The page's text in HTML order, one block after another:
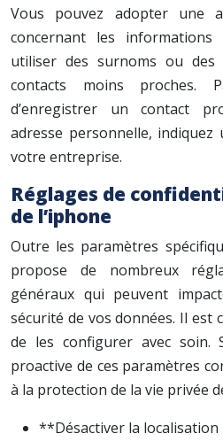
Vous pouvez adopter une
concernant les
utiliser des surnoms ou des
contacts moins proches.
d’enregistrer un contact
adresse personnelle, indiquez
votre entreprise.
Réglages de
de l’iphone
Outre les paramètres
propose de nombreux
généraux qui peuvent
sécurité de vos données. Il est
de les configurer avec soin.
proactive de ces paramètres
à la protection de la vie privée
**Désactiver la